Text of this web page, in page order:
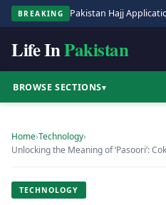
BREAKING
Life InPakistan
BROWSE SECTIONS▾
Home›Technology›
Unlocking the Meaning of ‘Pasoori’:
TECHNOLOGY